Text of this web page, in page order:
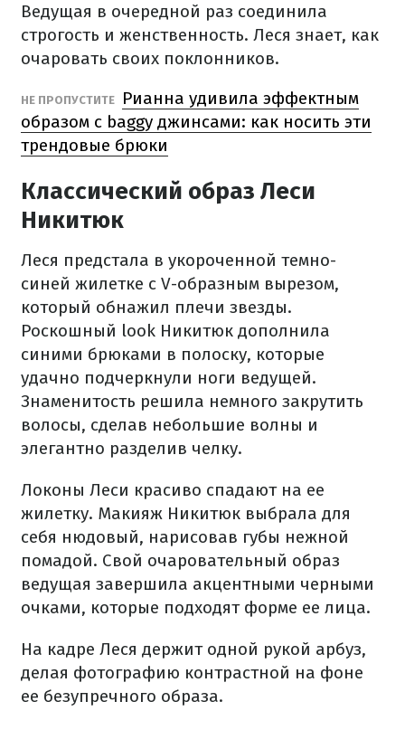
Ведущая в очередной раз соединила
строгость и женственность. Леся знает, как
очаровать своих поклонников.
НЕ ПРОПУСТИТЕ
Рианна удивила эффектным
образом с baggy джинсами: как носить эти
трендовые брюки
Классический образ Леси
Никитюк
Леся предстала в укороченной темно-
синей жилетке с V-образным вырезом,
который обнажил плечи звезды.
Роскошный look Никитюк дополнила
синими брюками в полоску, которые
удачно подчеркнули ноги ведущей.
Знаменитость решила немного закрутить
волосы, сделав небольшие волны и
элегантно разделив челку.
Локоны Леси красиво спадают на ее
жилетку. Макияж Никитюк выбрала для
себя нюдовый, нарисовав губы нежной
помадой. Свой очаровательный образ
ведущая завершила акцентными черными
очками, которые подходят форме ее лица.
На кадре Леся держит одной рукой арбуз,
делая фотографию контрастной на фоне
ее безупречного образа.